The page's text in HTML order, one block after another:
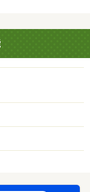
たします・駐輪場：
16500円/リブリクラ